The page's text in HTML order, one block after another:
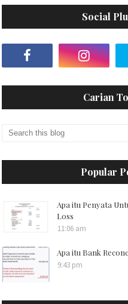
Social
Carian
Popular
Apa itu Penyata
Loss
11:06 am
Apa itu Bank
9:43 pm